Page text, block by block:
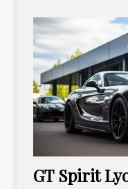
GT Spirit